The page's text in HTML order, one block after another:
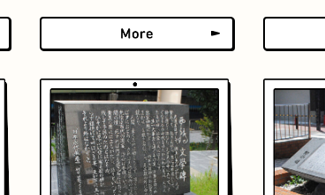
ストリートアート